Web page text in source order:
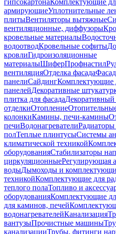
гипсокартонаКомплектующие
армирующиеУплотнительные
плитыВентиляторы вытяжные
вентиляционные, диффузоры
кровельные материалы
водоотводКровельные софиты
кровлиГидроизоляционные
материалыШиферПрофнастил
вентиляцияОтделка фасада
панелиСайдингКомплектующие
панелейДекоративные
плитка для фасада
отделкиОтопление
колонкиКамины, печи-камины
печиВодонагревателиРадиаторы
полТеплые плинтусыСистемы
климатической техникой
оборудованияСтабилизаторы
циркуляционныеРегулирующая
водыДымоходы и
техникойКомплектующие для
теплого полаТопливо и
оборудованияКомплектующие
для каминов, печей
водонагревателейКанализация
вантузыПрочистные машины
канализацииТрубы, фитинги